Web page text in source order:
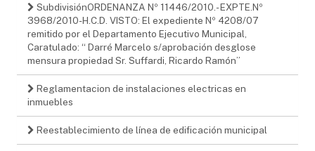
SubdivisiónORDENANZA Nº 11446/2010.- EXPTE.Nº
3968/2010-H.C.D. VISTO: El expediente Nº 4208/07
remitido por el Departamento Ejecutivo Municipal,
Caratulado: “ Darré Marcelo s/aprobación desglose
mensura propiedad Sr. Suffardi, Ricardo Ramón”
Reglamentacion de instalaciones electricas en
inmuebles
Reestablecimiento de línea de edificación municipal